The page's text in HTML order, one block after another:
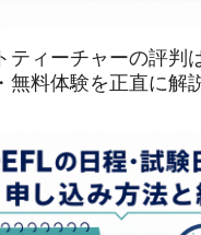
ティーチャーの評判
無料体験を正直に解